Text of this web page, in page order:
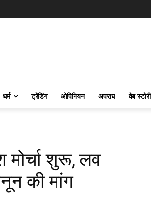
धर्म ट्रेंडिंग ओपिनियन अपराध वेब स्टोरी
शुरू, लव
की मांग